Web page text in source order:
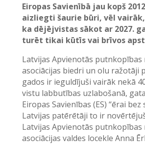
Eiropas Savienībā jau kopš
aizliegti šaurie būri, vēl
ka dējējvistas sākot ar 2027.
turēt tikai kūtīs vai brīvos
Latvijas Apvienotās putnkopības
asociācijas biedri un olu ražotāji
gados ir ieguldījuši vairāk nekā
vistu labbutības uzlabošanā,
Eiropas Savienības (ES) “ērai
Latvijas patērētāji to ir
Latvijas Apvienotās putnkopības
asociācijas valdes locekle Anna